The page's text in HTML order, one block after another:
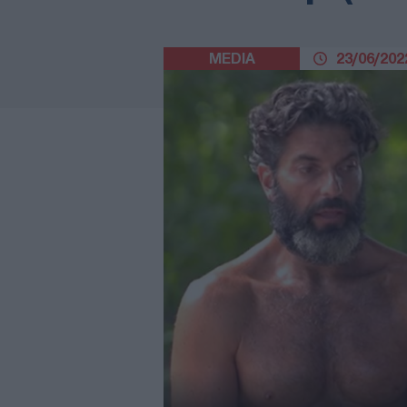
MEDIA 23/06/